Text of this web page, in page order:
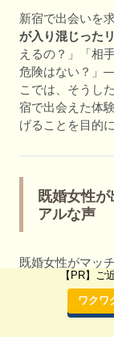
新宿で出会いを
が入り混じった
えるの？」「相
危険はない？」
こでは、そうし
宿で出会えた体
げることを目的
既婚女性
アルな声
既婚女性がマッ
用する動機はさ
「心の空白」を
によく聞かれる
【PR】ご
ワクワ